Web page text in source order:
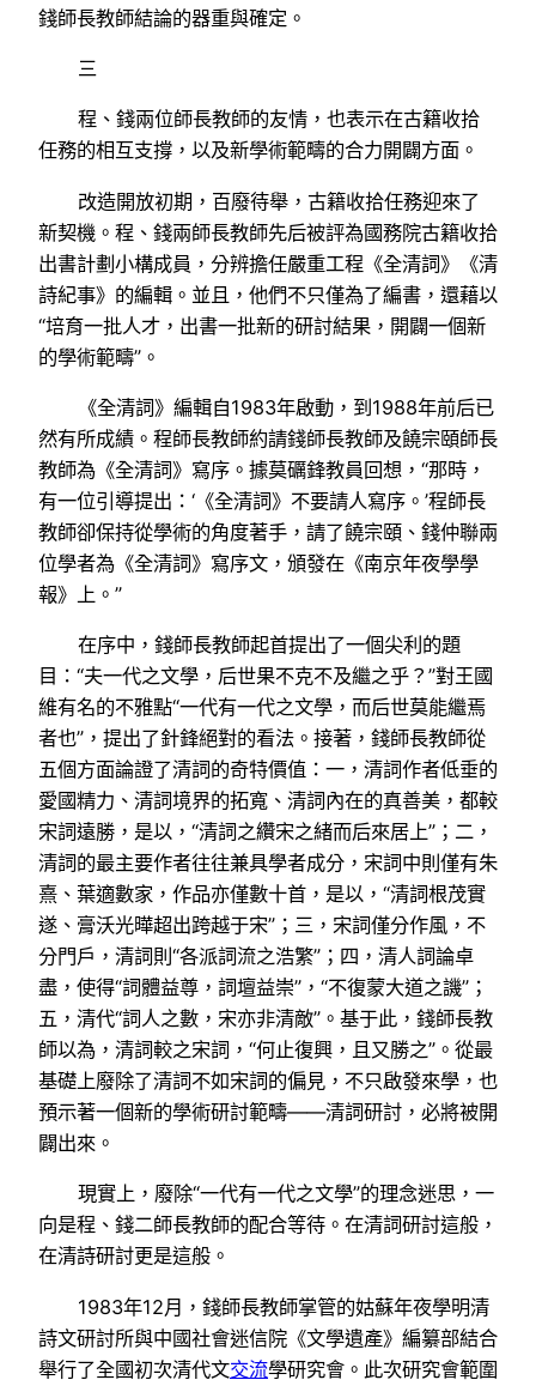
錢師長教師結論的器重與確定。
三
程、錢兩位師長教師的友情，也表示在古籍收拾
任務的相互支撐，以及新學術範疇的合力開闢方面。
改造開放初期，百廢待舉，古籍收拾任務迎來了
新契機。程、錢兩師長教師先后被評為國務院古籍收拾
出書計劃小構成員，分辨擔任嚴重工程《全清詞》《清
詩紀事》的編輯。並且，他們不只僅為了編書，還藉以
“培育一批人才，出書一批新的研討結果，開闢一個新
的學術範疇”。
《全清詞》編輯自1983年啟動，到1988年前后已
然有所成績。程師長教師約請錢師長教師及饒宗頤師長
教師為《全清詞》寫序。據莫礪鋒教員回想，“那時，
有一位引導提出：‘《全清詞》不要請人寫序。’程師長
教師卻保持從學術的角度著手，請了饒宗頤、錢仲聯兩
位學者為《全清詞》寫序文，頒發在《南京年夜學學
報》上。”
在序中，錢師長教師起首提出了一個尖利的題
目：“夫一代之文學，后世果不克不及繼之乎？”對王國
維有名的不雅點“一代有一代之文學，而后世莫能繼焉
者也”，提出了針鋒絕對的看法。接著，錢師長教師從
五個方面論證了清詞的奇特價值：一，清詞作者低垂的
愛國精力、清詞境界的拓寬、清詞內在的真善美，都較
宋詞遠勝，是以，“清詞之纘宋之緒而后來居上”；二，
清詞的最主要作者往往兼具學者成分，宋詞中則僅有朱
熹、葉適數家，作品亦僅數十首，是以，“清詞根茂實
遂、膏沃光曄超出跨越于宋”；三，宋詞僅分作風，不
分門戶，清詞則“各派詞流之浩繁”；四，清人詞論卓
盡，使得“詞體益尊，詞壇益崇”，“不復蒙大道之譏”；
五，清代“詞人之數，宋亦非清敵”。基于此，錢師長教
師以為，清詞較之宋詞，“何止復興，且又勝之”。從最
基礎上廢除了清詞不如宋詞的偏見，不只啟發來學，也
預示著一個新的學術研討範疇——清詞研討，必將被開
闢出來。
現實上，廢除“一代有一代之文學”的理念迷思，一
向是程、錢二師長教師的配合等待。在清詞研討這般，
在清詩研討更是這般。
1983年12月，錢師長教師掌管的姑蘇年夜學明清
詩文研討所與中國社會迷信院《文學遺產》編纂部結合
舉行了全國初次清代文交流學研究會。此次研究會範圍